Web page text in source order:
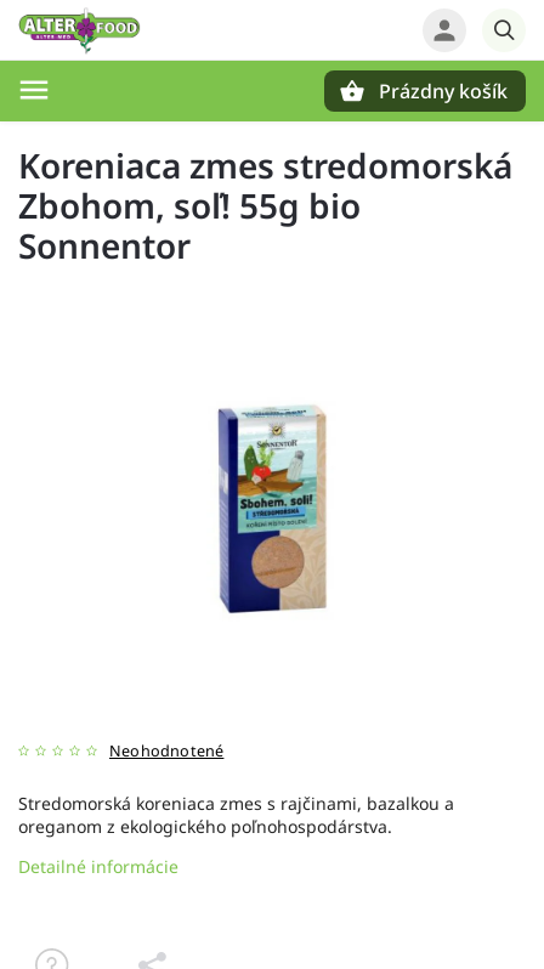
Prázdny košík
Koreniaca zmes stredomorská
Zbohom, soľ! 55g bio
Sonnentor
Neohodnotené
Stredomorská koreniaca zmes s rajčinami, bazalkou a
oreganom z ekologického poľnohospodárstva.
Detailné informácie